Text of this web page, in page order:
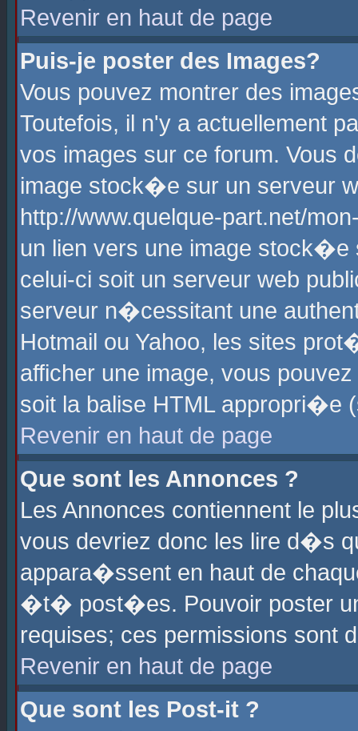
Revenir en haut de page
Puis-je poster des Images?
Vous pouvez montrer des
Toutefois, il n'y a actuellement
vos images sur ce forum. Vous
image stock�e sur un serveur
http://www.quelque-part.net/
un lien vers une image
celui-ci soit un serveur web
serveur n�cessitant une
Hotmail ou Yahoo, les sites
afficher une image, vous
soit la balise HTML
Revenir en haut de page
Que sont les Annonces ?
Les Annonces contiennent le
vous devriez donc les lire d�s
appara�ssent en haut de
�t� post�es. Pouvoir poster
requises; ces permissions sont
Revenir en haut de page
Que sont les Post-it ?